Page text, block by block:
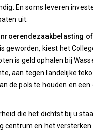
En soms leveren
uit.
geworden, kiest het
is geld ophalen bij
aan tegen landelijke
de pols te houden en
die het dichtst bij u
en het